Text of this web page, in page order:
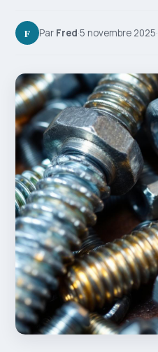
F Par Fred·5 novembre 2025·